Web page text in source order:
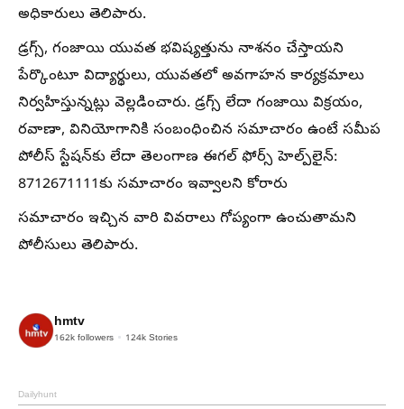
అధికారులు తెలిపారు.
డ్రగ్స్, గంజాయి యువత భవిష్యత్తును నాశనం చేస్తాయని
పేర్కొంటూ విద్యార్థులు, యువతలో అవగాహన కార్యక్రమాలు
నిర్వహిస్తున్నట్లు వెల్లడించారు. డ్రగ్స్ లేదా గంజాయి విక్రయం,
రవాణా, వినియోగానికి సంబంధించిన సమాచారం ఉంటే సమీప
పోలీస్ స్టేషన్‌కు లేదా తెలంగాణ ఈగల్ ఫోర్స్ హెల్ప్‌లైన్:
8712671111కు సమాచారం ఇవ్వాలని కోరారు
సమాచారం ఇచ్చిన వారి వివరాలు గోప్యంగా ఉంచుతామని
పోలీసులు తెలిపారు.
hmtv
162k followers 124k Stories
Dailyhunt